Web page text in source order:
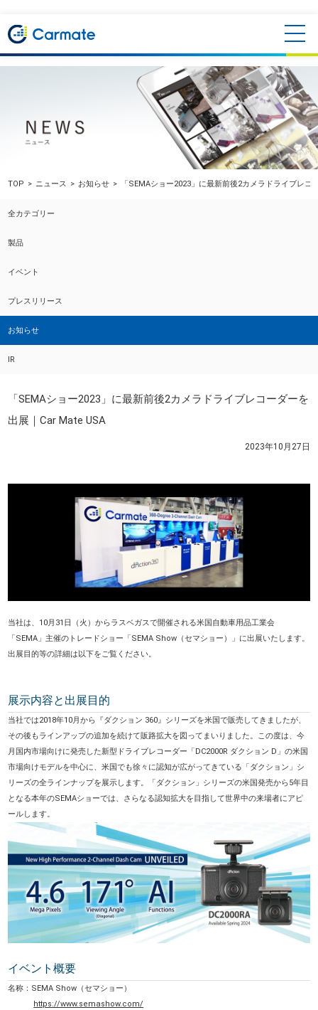
TOP ニュース お知らせ 「SEMAショー2023」に最新前後2カメラドライブレ
全カテゴリー
製品
イベント
プレスリリース
お知らせ
IR
「SEMAショー2023」に最新前後2カメラドライブレコーダーを
出展｜Car Mate USA
2023年10月27日
当社は、10月31日（火）からラスベガスで開催される米国自動車用品工業会
「SEMA」主催のトレードショー「SEMA Show（セマショー）」に出展いたします。
出展目的等の詳細は以下をご覧ください。
展示内容と出展目的
当社では2018年10月から『ダクション 360』シリーズを米国で販売してきましたが、
その後もラインアップの追加を続けて販路拡大を図ってまいりました。この度は、今
月国内市場向けに発売した新型ドライブレコーダー「DC2000R ダクション D」の米国
市場向けモデルを中心に、米国でも徐々に認知が広がってきている「ダクション」シ
リーズの全ラインナップを展示します。「ダクション」シリーズの米国発売から5年目
となる本年のSEMAショーでは、さらなる認知拡大を目指して世界中の来場者にアピ
ールします。
イベント概要
名称：SEMA Show（セマショー）
https://www.semashow.com/